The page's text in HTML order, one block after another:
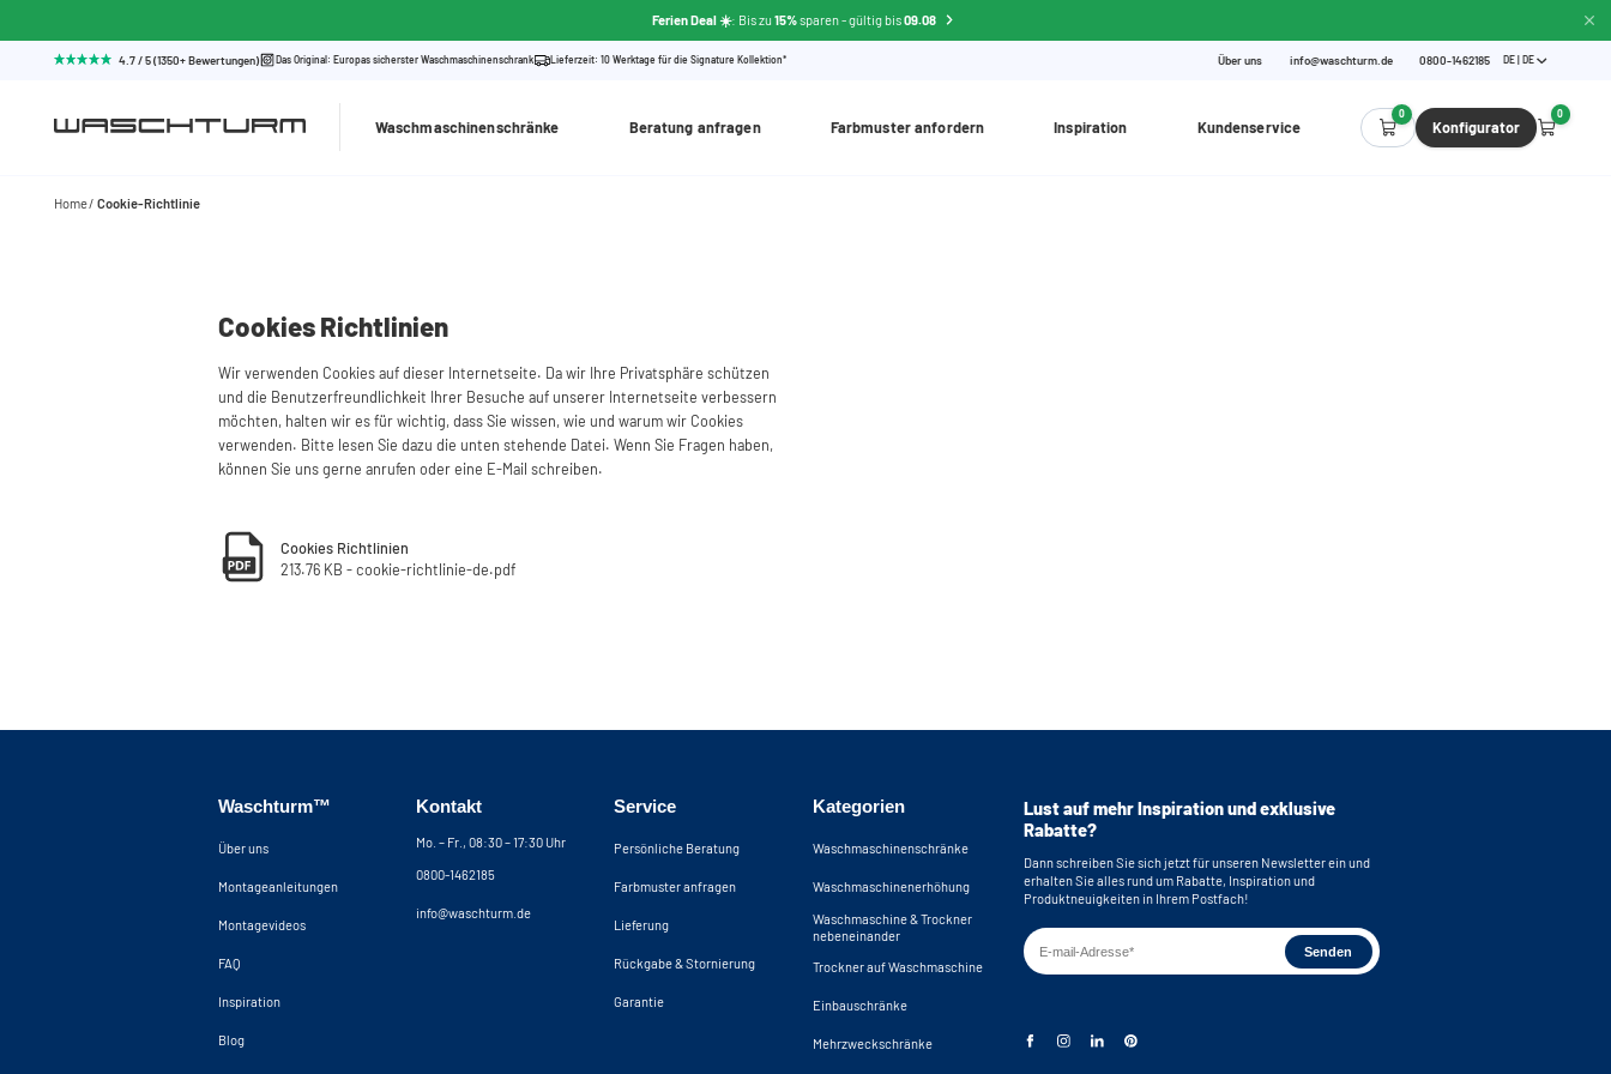
Ferien Deal ☀️: Bis zu15%sparen- gültig bis09.08
4.7 / 5 (1350+ Bewertungen) Das Original: Europas sicherster Waschmaschinenschrank Lieferzeit: 10 Werktage für die Signature Kollektion* Über uns info@waschturm.de 0800-1462185 DE | DE
Waschmaschinenschränke Beratung anfragen Farbmuster anfordern Inspiration Kundenservice
0
Konfigurator
0
Home Cookie-Richtlinie
Cookies Richtlinien
Wir verwenden Cookies auf dieser Internetseite. Da wir Ihre Privatsphäre schützen
und die Benutzerfreundlichkeit Ihrer Besuche auf unserer Internetseite verbessern
möchten, halten wir es für wichtig, dass Sie wissen, wie und warum wir Cookies
verwenden. Bitte lesen Sie dazu die unten stehende Datei. Wenn Sie Fragen haben,
können Sie uns gerne anrufen oder eine E-Mail schreiben.
Cookies Richtlinien
213.76 KB - cookie-richtlinie-de.pdf
Waschturm™
Über uns
Montageanleitungen
Montagevideos
FAQ
Inspiration
Blog
Kontakt
Mo. – Fr., 08:30 – 17:30 Uhr
0800-1462185
info@waschturm.de
Service
Persönliche Beratung
Farbmuster anfragen
Lieferung
Rückgabe & Stornierung
Garantie
Kategorien
Waschmaschinenschränke
Waschmaschinenerhöhung
Waschmaschine & Trockner
nebeneinander
Trockner auf Waschmaschine
Einbauschränke
Mehrzweckschränke
Lust auf mehr Inspiration und exklusive
Rabatte?
Dann schreiben Sie sich jetzt für unseren Newsletter ein und
erhalten Sie alles rund um Rabatte, Inspiration und
Produktneuigkeiten in Ihrem Postfach!